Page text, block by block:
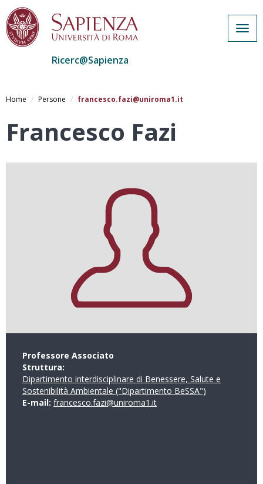
al
Ricerc@Sapienza
Home Persone francesco.fazi@uniroma1.it
Francesco Fazi
Professore Associato
Struttura:
Dipartimento interdisciplinare di Benessere, Salute e
Sostenibilità Ambientale ("Dipartimento BeSSA")
E-mail: francesco.fazi@uniroma1.it